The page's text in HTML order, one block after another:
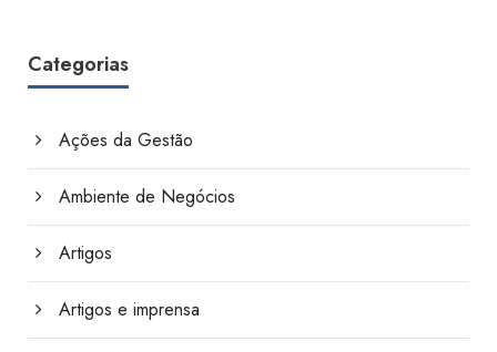
Categorias
Ações da Gestão
Ambiente de Negócios
Artigos
Artigos e imprensa